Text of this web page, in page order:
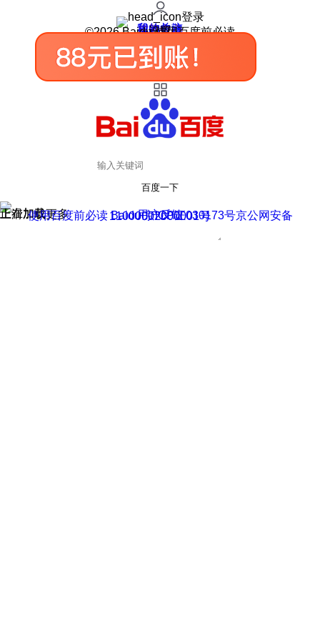
登录
我的关注
我的收藏
皮肤中心
用户反馈
设置
©2026 Baidu 使用百度前必读
百度一下
正在加载
上滑加载更多 用户反馈
使用百度前必读 Baidu 京ICP证030173号
京公网安备11000002000001号